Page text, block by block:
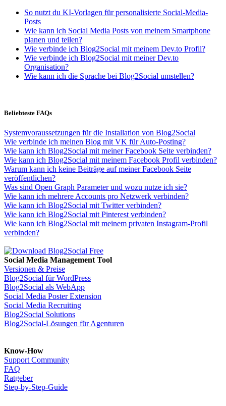
So nutzt du KI-Vorlagen für personalisierte Social-Media-
Posts
Wie kann ich Social Media Posts von meinem Smartphone
planen und teilen?
Wie verbinde ich Blog2Social mit meinem Dev.to Profil?
Wie verbinde ich Blog2Social mit meiner Dev.to
Organisation?
Wie kann ich die Sprache bei Blog2Social umstellen?
Beliebteste FAQs
Systemvoraussetzungen für die Installation von Blog2Social
Wie verbinde ich meinen Blog mit VK für Auto-Posting?
Wie kann ich Blog2Social mit meiner Facebook Seite verbinden?
Wie kann ich Blog2Social mit meinem Facebook Profil verbinden?
Warum kann ich keine Beiträge auf meiner Facebook Seite
veröffentlichen?
Was sind Open Graph Parameter und wozu nutze ich sie?
Wie kann ich mehrere Accounts pro Netzwerk verbinden?
Wie kann ich Blog2Social mit Twitter verbinden?
Wie kann ich Blog2Social mit Pinterest verbinden?
Wie kann ich Blog2Social mit meinem privaten Instagram-Profil
verbinden?
Social Media Management Tool
Versionen & Preise
Blog2Social für WordPress
Blog2Social als WebApp
Social Media Poster Extension
Social Media Recruiting
Blog2Social Solutions
Blog2Social-Lösungen für Agenturen
Know-How
Support Community
FAQ
Ratgeber
Step-by-Step-Guide